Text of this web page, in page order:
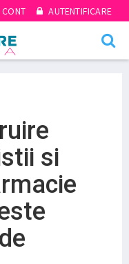
CONT AUTENTIFICARE
si